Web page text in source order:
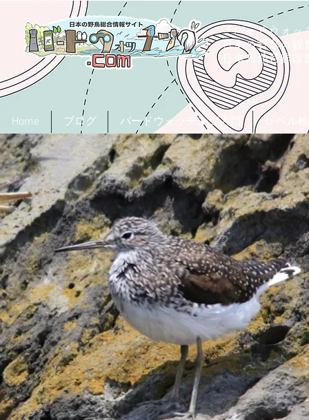
「バードウォッ
日本の野鳥の観
日本鳥類目録
Home ブログ バードウォッチング入門